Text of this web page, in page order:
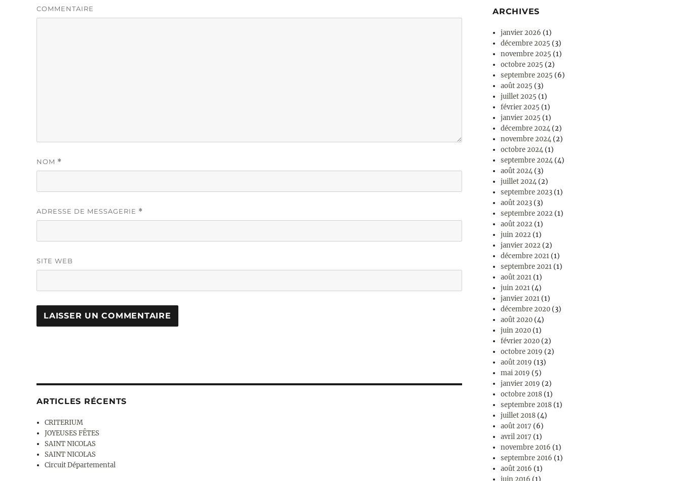
COMMENTAIRE
NOM *
ADRESSE DE MESSAGERIE *
SITE WEB
ARTICLES RÉCENTS
CRITERIUM
JOYEUSES FÊTES
SAINT NICOLAS
SAINT NICOLAS
Circuit Départemental
ARCHIVES
janvier 2026 (1)
décembre 2025 (3)
novembre 2025 (1)
octobre 2025 (2)
septembre 2025 (6)
août 2025 (3)
juillet 2025 (1)
février 2025 (1)
janvier 2025 (1)
décembre 2024 (2)
novembre 2024 (2)
octobre 2024 (1)
septembre 2024 (4)
août 2024 (3)
juillet 2024 (2)
septembre 2023 (1)
août 2023 (3)
septembre 2022 (1)
août 2022 (1)
juin 2022 (1)
janvier 2022 (2)
décembre 2021 (1)
septembre 2021 (1)
août 2021 (1)
juin 2021 (4)
janvier 2021 (1)
décembre 2020 (3)
août 2020 (4)
juin 2020 (1)
février 2020 (2)
octobre 2019 (2)
août 2019 (13)
mai 2019 (5)
janvier 2019 (2)
octobre 2018 (1)
septembre 2018 (1)
juillet 2018 (4)
août 2017 (6)
avril 2017 (1)
novembre 2016 (1)
septembre 2016 (1)
août 2016 (1)
juin 2016 (1)